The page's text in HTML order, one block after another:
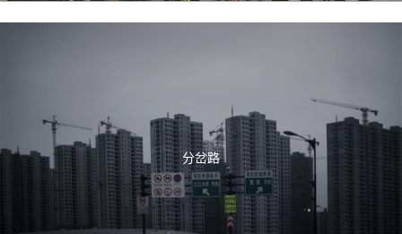
分岔路